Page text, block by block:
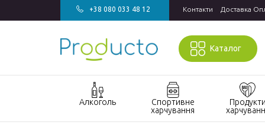
+38 080 033 48 12 Контакти Доставка
Каталог
Алкоголь
Спортивне
харчування
Продукти